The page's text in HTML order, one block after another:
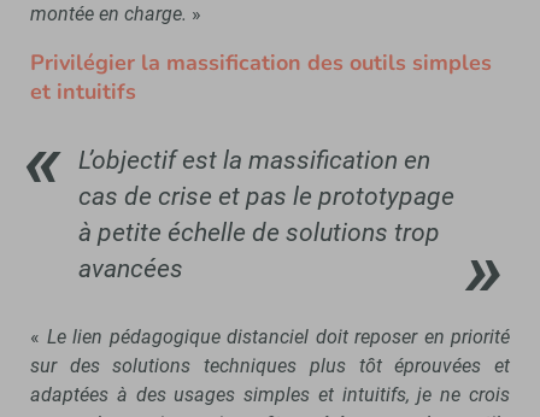
montée en charge. »
Privilégier la massification des outils simples
et intuitifs
L’objectif est la massification en
cas de crise et pas le prototypage
à petite échelle de solutions trop
avancées
« Le lien pédagogique distanciel doit reposer en priorité
sur des solutions techniques plus tôt éprouvées et
adaptées à des usages simples et intuitifs, je ne crois